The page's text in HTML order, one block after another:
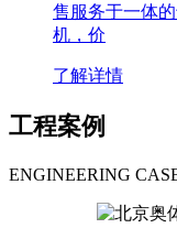
售服务于一体
机，价
了解详情
工程案例
ENGINEERING